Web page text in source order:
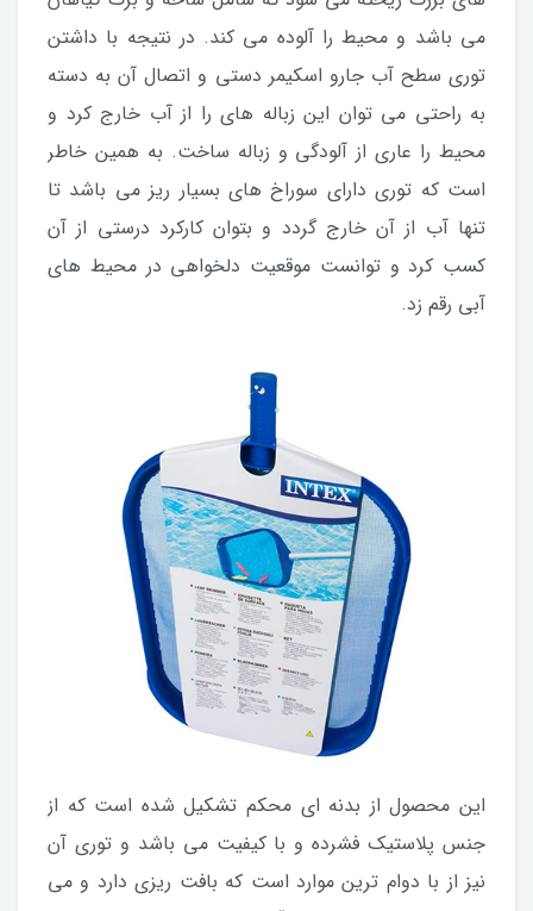
می باشد و محیط را آلوده می کند. در نتیجه با داشتن
توری سطح آب جارو اسکیمر دستی و اتصال آن به دسته
به راحتی می توان این زباله های را از آب خارج کرد و
محیط را عاری از آلودگی و زباله ساخت. به همین خاطر
است که توری دارای سوراخ های بسیار ریز می باشد تا
تنها آب از آن خارج گردد و بتوان کارکرد درستی از آن
کسب کرد و توانست موقعیت دلخواهی در محیط های
آبی رقم زد.
این محصول از بدنه ای محکم تشکیل شده است که از
جنس پلاستیک فشرده و با کیفیت می باشد و توری آن
نیز از با دوام ترین موارد است که بافت ریزی دارد و می